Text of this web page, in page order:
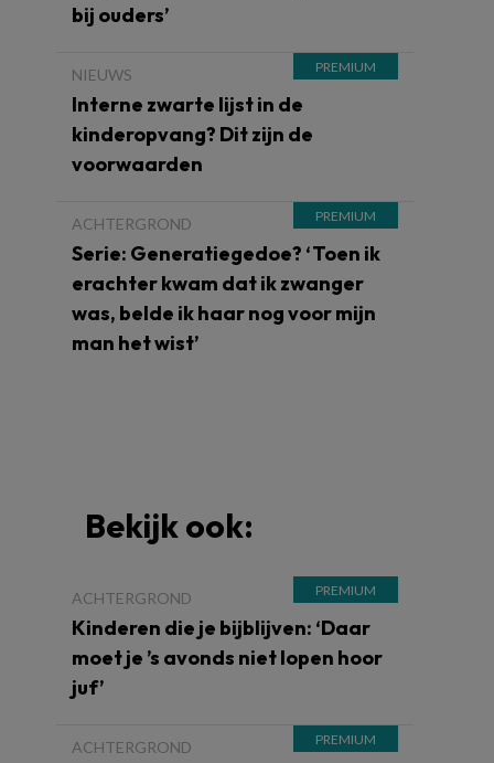
bij ouders’
NIEUWS
Interne zwarte lijst in de
kinderopvang? Dit zijn de
voorwaarden
ACHTERGROND
Serie: Generatiegedoe? ‘Toen ik
erachter kwam dat ik zwanger
was, belde ik haar nog voor mijn
man het wist’
Bekijk ook:
ACHTERGROND
Kinderen die je bijblijven: ‘Daar
moet je ’s avonds niet lopen hoor
juf’
ACHTERGROND